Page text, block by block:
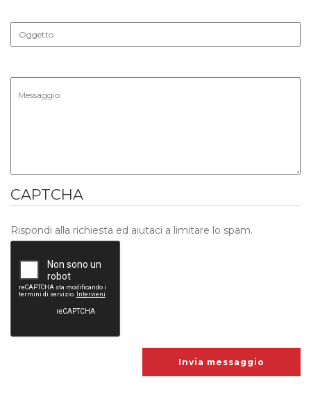
Oggetto
CAPTCHA
Rispondi alla richiesta ed aiutaci a limitare lo spam.